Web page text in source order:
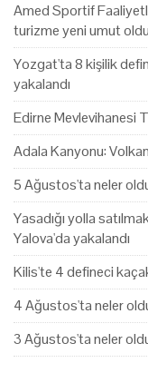
Amed Sportif
turizme yeni umut oldu
Yozgat'ta 8 kişilik
yakalandı
Edirne Mevlevihanesi
Adala Kanyonu:
5 Ağustos'ta neler
Yasadığı yolla
Yalova'da yakalandı
Kilis'te 4 defineci
4 Ağustos'ta neler
3 Ağustos'ta neler